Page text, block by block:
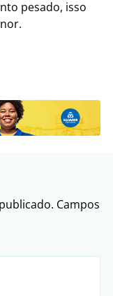
pesado, isso
Campos